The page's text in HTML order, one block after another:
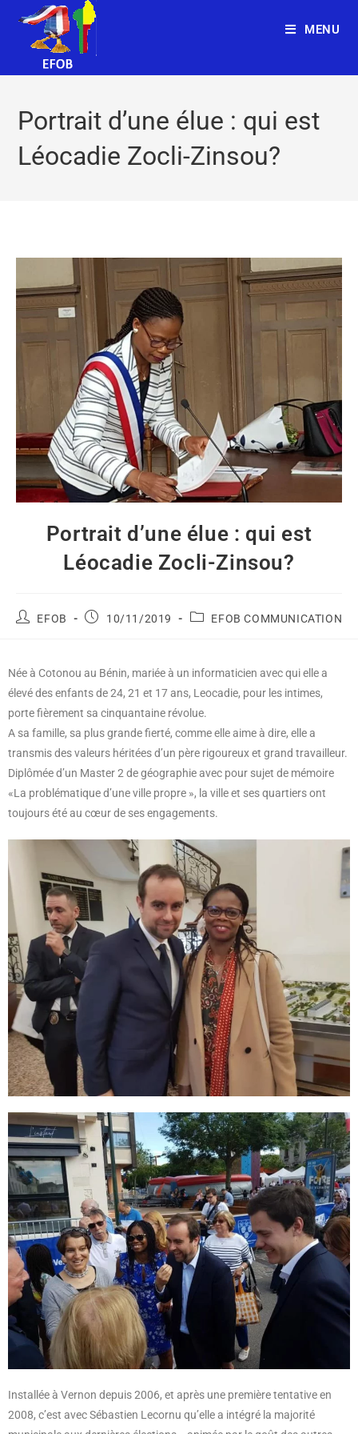
MENU
Portrait d’une élue : qui est
Léocadie Zocli-Zinsou?
Portrait d’une élue : qui est
Léocadie Zocli-Zinsou?
EFOB 10/11/2019 EFOB COMMUNICATION
Née à Cotonou au Bénin, mariée à un informaticien avec qui elle a
élevé des enfants de 24, 21 et 17 ans, Leocadie, pour les intimes,
porte fièrement sa cinquantaine révolue.
A sa famille, sa plus grande fierté, comme elle aime à dire, elle a
transmis des valeurs héritées d’un père rigoureux et grand travailleur.
Diplômée d’un Master 2 de géographie avec pour sujet de mémoire
«La problématique d’une ville propre », la ville et ses quartiers ont
toujours été au cœur de ses engagements.
Installée à Vernon depuis 2006, et après une première tentative en
2008, c’est avec Sébastien Lecornu qu’elle a intégré la majorité